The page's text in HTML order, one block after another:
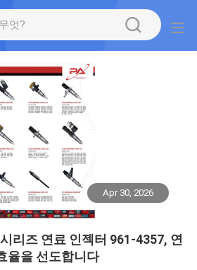
Apr 30, 2026
리즈 연료 인젝터 961-4357, 연
율을 선도합니다